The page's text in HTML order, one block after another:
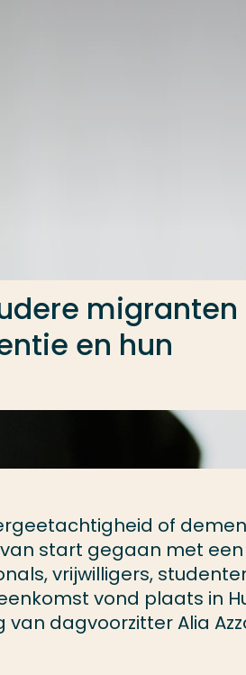
migranten
en hun
of
start gegaan met een
vrijwilligers,
vond plaats in
dagvoorzitter Alia